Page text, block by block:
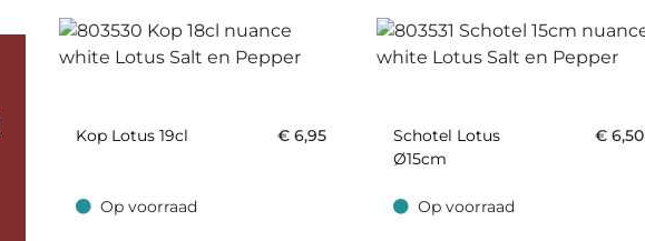
Kop Lotus 19cl € 6,95
Op voorraad
Op voorraad
Schotel Lotus
Ø15cm
€ 6,50
Op voorraad
Op voorraad